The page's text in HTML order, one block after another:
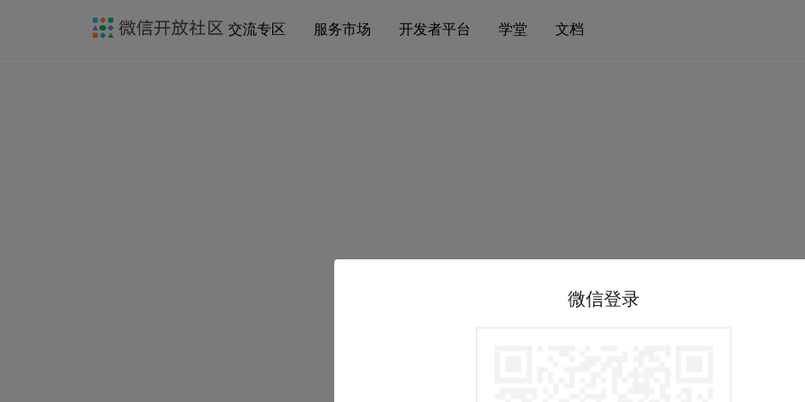
交流专区 服务市场 开发者平台 学堂 文档
微信登录